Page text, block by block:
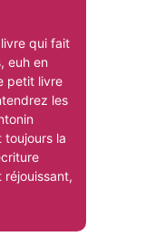
livre qui fait
euh en
petit livre
les
toujours la
réjouissant,